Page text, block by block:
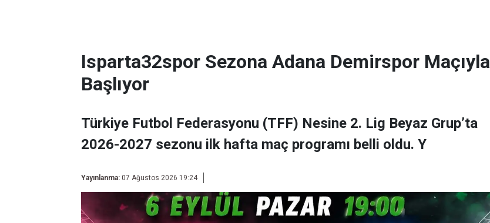
Isparta32spor Sezona Adana Demirspor Maçıyla
Başlıyor
Türkiye Futbol Federasyonu (TFF) Nesine 2. Lig Beyaz Grup’ta
2026-2027 sezonu ilk hafta maç programı belli oldu. Y
Yayınlanma: 07 Ağustos 2026 19:24